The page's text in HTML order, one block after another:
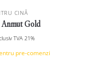
CINĂ
Anmut Gold
TVA 21%
pre-comenzi